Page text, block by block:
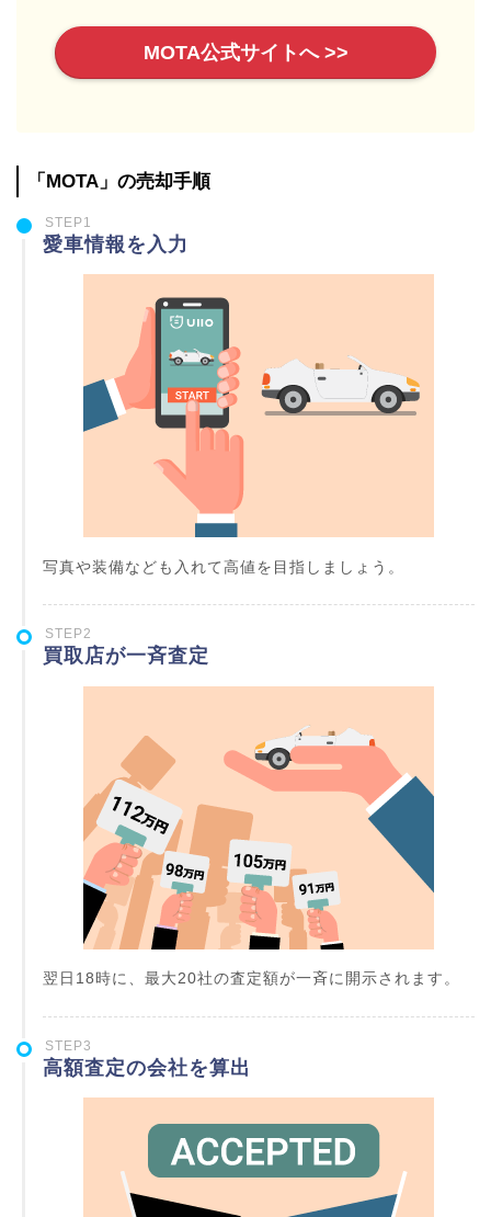
MOTA公式サイトへ >>
「MOTA」の売却手順
STEP1
愛車情報を入力
写真や装備なども入れて高値を目指しましょう。
STEP2
買取店が一斉査定
翌日18時に、最大20社の査定額が一斉に開示されます。
STEP3
高額査定の会社を算出